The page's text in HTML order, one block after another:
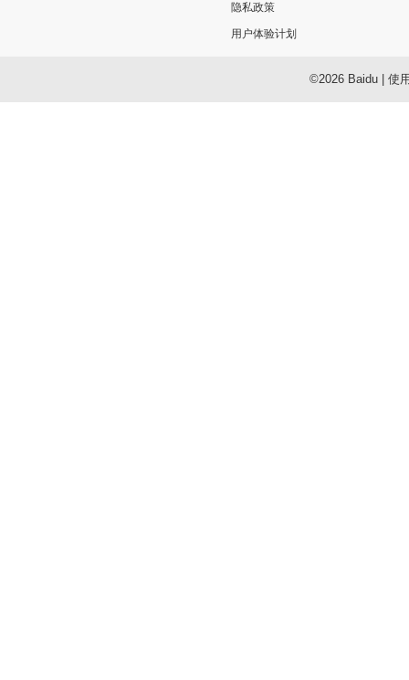
隐私政策
用户体验计划
©2026 Baidu| 使